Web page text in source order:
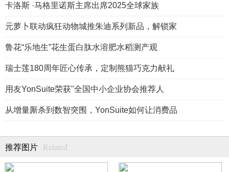
卡洛斯 ·马格里诺斯主席出席2025全球家族
元萝卜联动疯狂动物城推朱迪系列新品，解锁家
鲁花“乐地生”花生蛋白肽水溶肥水稻测产观
瑞士莲180周年匠心传承，定制熊猫巧克力献礼
用友YonSuite荣获"全国中小企业协会推荐人
从增量厮杀到数智突围，YonSuite如何让消费品
推荐图片 Related